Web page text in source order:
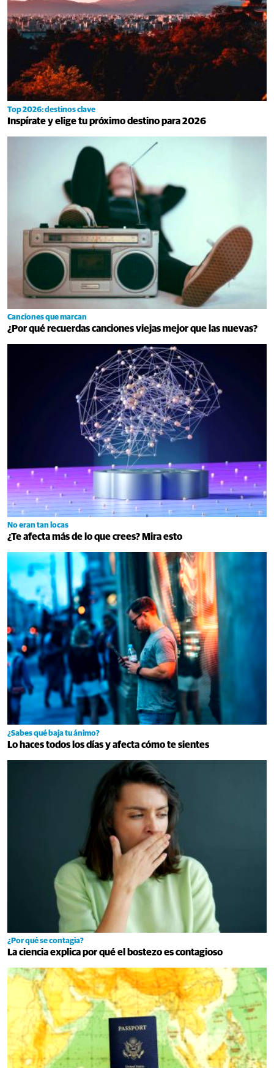
Top 2026: destinos clave
Inspírate y elige tu próximo destino para 2026
Canciones que marcan
¿Por qué recuerdas canciones viejas mejor que las nuevas?
No eran tan locas
¿Te afecta más de lo que crees? Mira esto
¿Sabes qué baja tu ánimo?
Lo haces todos los días y afecta cómo te sientes
¿Por qué se contagia?
La ciencia explica por qué el bostezo es contagioso